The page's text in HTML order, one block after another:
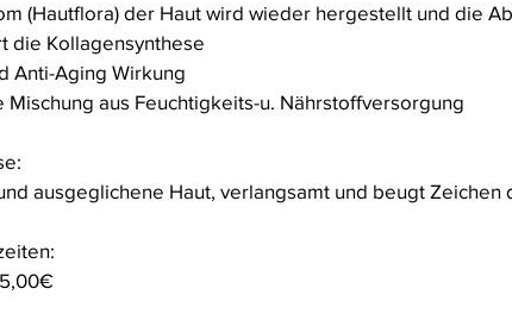
M
i
n
.
(Hautflora) der Haut wird wieder hergestellt und die
die Kollagensynthese
Anti-Aging Wirkung
Mischung aus Feuchtigkeits-u. Nährstoffversorgung
ausgeglichene Haut, verlangsamt und beugt Zeichen